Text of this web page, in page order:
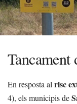
Tancament
En resposta al risc
4), els municipis de